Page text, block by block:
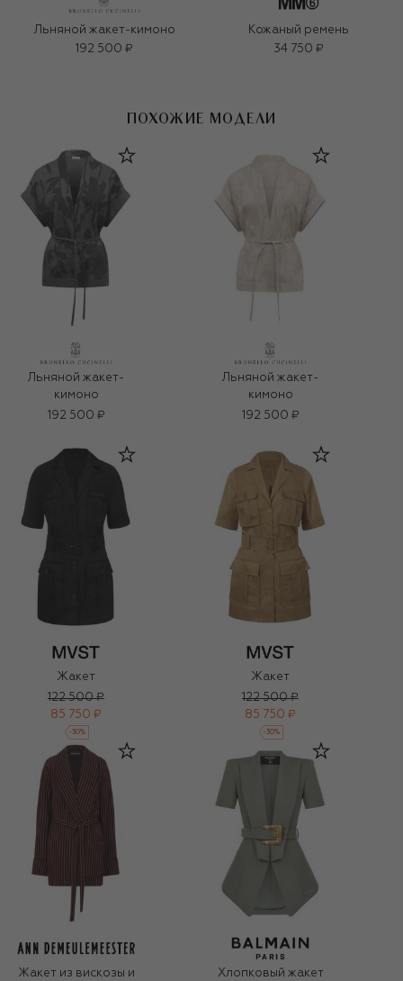
Льняной жакет-кимоно
192 500 ₽
Кожаный ремень
34 750 ₽
ПОХОЖИЕ МОДЕЛИ
Льняной жакет-
кимоно
192 500 ₽
Льняной жакет-
кимоно
192 500 ₽
Жакет
122 500 ₽
85 750 ₽
-30%
Жакет
122 500 ₽
85 750 ₽
-30%
Жакет из вискозы и
Хлопковый жакет